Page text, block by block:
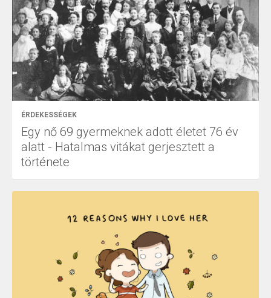
ÉRDEKESSÉGEK
Egy nő 69 gyermeknek adott életet 76 év
alatt - Hatalmas vitákat gerjesztett a
története